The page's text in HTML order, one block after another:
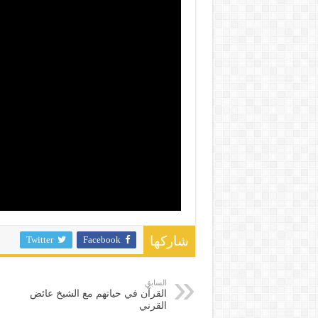
شاركها Facebook
Twitter
السابق
القرآن في حياتهم مع الشيخ عائض
القرني